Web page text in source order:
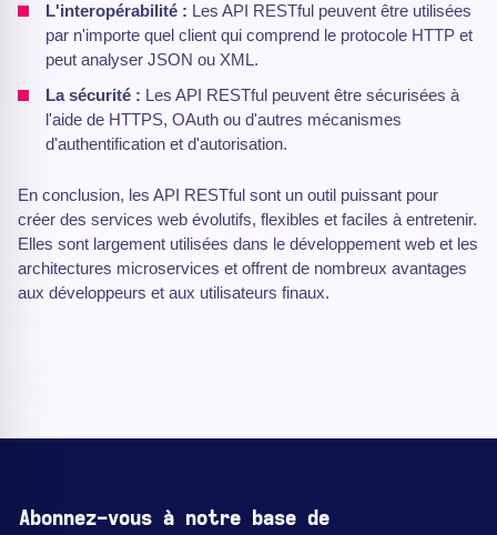
L'interopérabilité : Les API RESTful peuvent être utilisées
par n'importe quel client qui comprend le protocole HTTP et
peut analyser JSON ou XML.
La sécurité : Les API RESTful peuvent être sécurisées à
l'aide de HTTPS, OAuth ou d'autres mécanismes
d'authentification et d'autorisation.
En conclusion, les API RESTful sont un outil puissant pour
créer des services web évolutifs, flexibles et faciles à entretenir.
Elles sont largement utilisées dans le développement web et les
architectures microservices et offrent de nombreux avantages
aux développeurs et aux utilisateurs finaux.
Abonnez-vous à notre base de